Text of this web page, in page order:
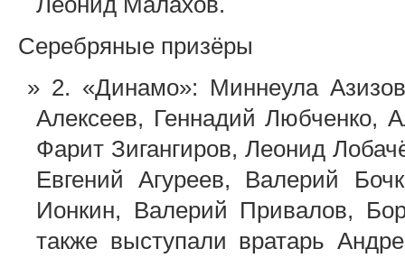
Серебряные призёры
2. «Динамо»: Миннеула
Алексеев, Геннадий Любченко,
Фарит Зигангиров, Леонид
Евгений Агуреев, Валерий
Ионкин, Валерий Привалов,
также выступали вратарь